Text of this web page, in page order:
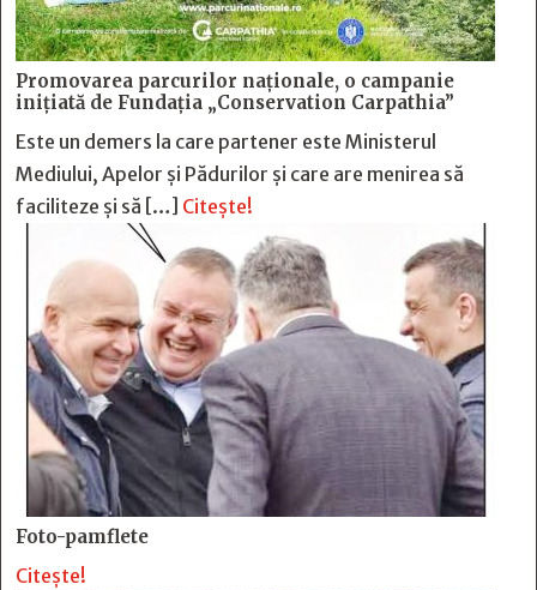
Promovarea parcurilor naționale, o campanie
inițiată de Fundația „Conservation Carpathia”
Este un demers la care partener este Ministerul
Mediului, Apelor și Pădurilor și care are menirea să
faciliteze și să […] Citește!
Foto-pamflete
Citește!